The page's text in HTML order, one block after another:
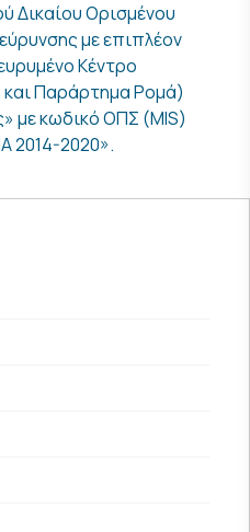
Δικαίου Ορισμένου
με επιπλέον
Κέντρο
και Παράρτημα Ρομά)
με κωδικό ΟΠΣ (MIS)
2014-2020».